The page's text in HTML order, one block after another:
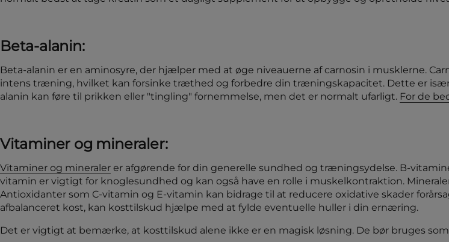
Beta-alanin:
Beta-alanin er en aminosyre, der hjælper med at øge niveauerne af carnosin i musklerne.
intens træning, hvilket kan forsinke træthed og forbedre din træningskapacitet. Dette er
alanin kan føre til prikken eller "tingling" fornemmelse, men det er normalt ufarligt. For de
Vitaminer og mineraler:
Vitaminer og mineraler er afgørende for din generelle sundhed og træningsydelse. B-
vitamin er vigtigt for knoglesundhed og kan også have en rolle i muskelkontraktion.
Antioxidanter som C-vitamin og E-vitamin kan bidrage til at reducere oxidative skader
afbalanceret kost, kan kosttilskud hjælpe med at fylde eventuelle huller i din ernæring.
Det er vigtigt at bemærke, at kosttilskud alene ikke er en magisk løsning. De bør bruges